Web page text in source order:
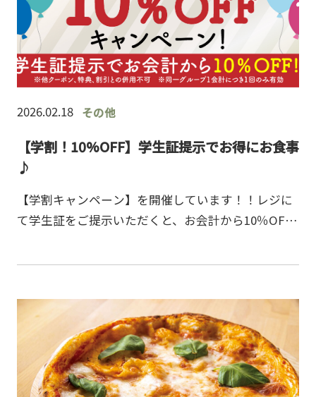
2026.02.18 その他
【学割！10%OFF】学生証提示でお得にお食事
♪
【学割キャンペーン】を開催しています！！レジに
て学生証をご提示いただくと、お会計から10％OFF
ご来店くださいませ！スタッフ一同、心よりお待ち